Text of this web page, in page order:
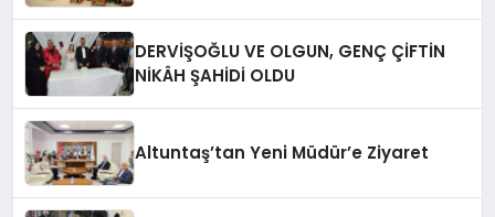
DERVİŞOĞLU VE OLGUN, GENÇ ÇİFTİN
NİKÂH ŞAHİDİ OLDU
Altuntaş’tan Yeni Müdür’e Ziyaret